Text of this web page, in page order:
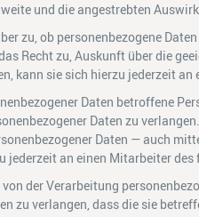
und die angestrebten
zu, ob personenbezogene
Recht zu, Auskunft über die
kann sie sich hierzu jederzeit
Daten betroffene
Daten zu
Daten — auch
an einen Mitarbeiter
der Verarbeitung
zu verlangen, dass die sie